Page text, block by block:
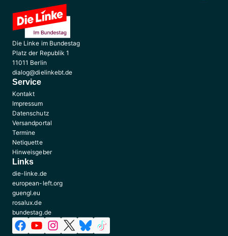
Die Linke im Bundestag
Platz der Republik 1
11011 Berlin
dialog@dielinkebt.de
Service
Kontakt
Impressum
Datenschutz
Versandportal
Termine
Netiquette
Hinweisgeber
Links
die-linke.de
european-left.org
guengl.eu
rosalux.de
bundestag.de